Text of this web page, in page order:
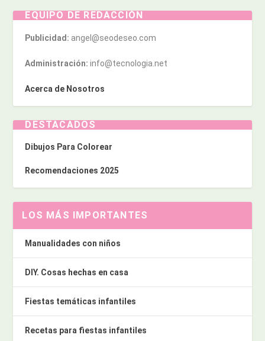
EQUIPO DE REDACCIÓN
Publicidad: angel@seodeseo.com
Administración: info@tecnologia.net
Acerca de Nosotros
DESTACADOS
Dibujos Para Colorear
Recomendaciones 2025
LOS MÁS IMPORTANTES
Manualidades con niños
DIY. Cosas hechas en casa
Fiestas temáticas infantiles
Recetas para fiestas infantiles